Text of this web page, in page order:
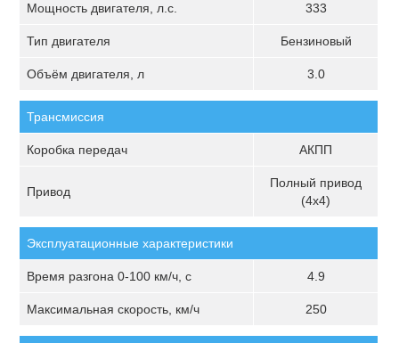
Мощность двигателя, л.с. 333
Тип двигателя Бензиновый
Объём двигателя, л 3.0
Трансмиссия
Коробка передач АКПП
Привод
Полный привод
(4х4)
Эксплуатационные характеристики
Время разгона 0-100 км/ч, с 4.9
Максимальная скорость, км/ч 250